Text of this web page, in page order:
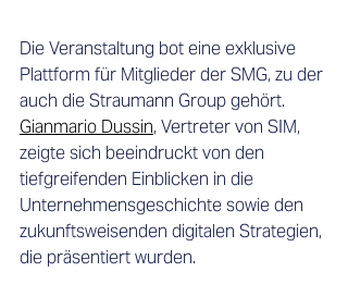
Die Veranstaltung bot eine exklusive
Plattform für Mitglieder der SMG, zu der
auch die Straumann Group gehört.
Gianmario Dussin, Vertreter von SIM,
zeigte sich beeindruckt von den
tiefgreifenden Einblicken in die
Unternehmensgeschichte sowie den
zukunftsweisenden digitalen Strategien,
die präsentiert wurden.